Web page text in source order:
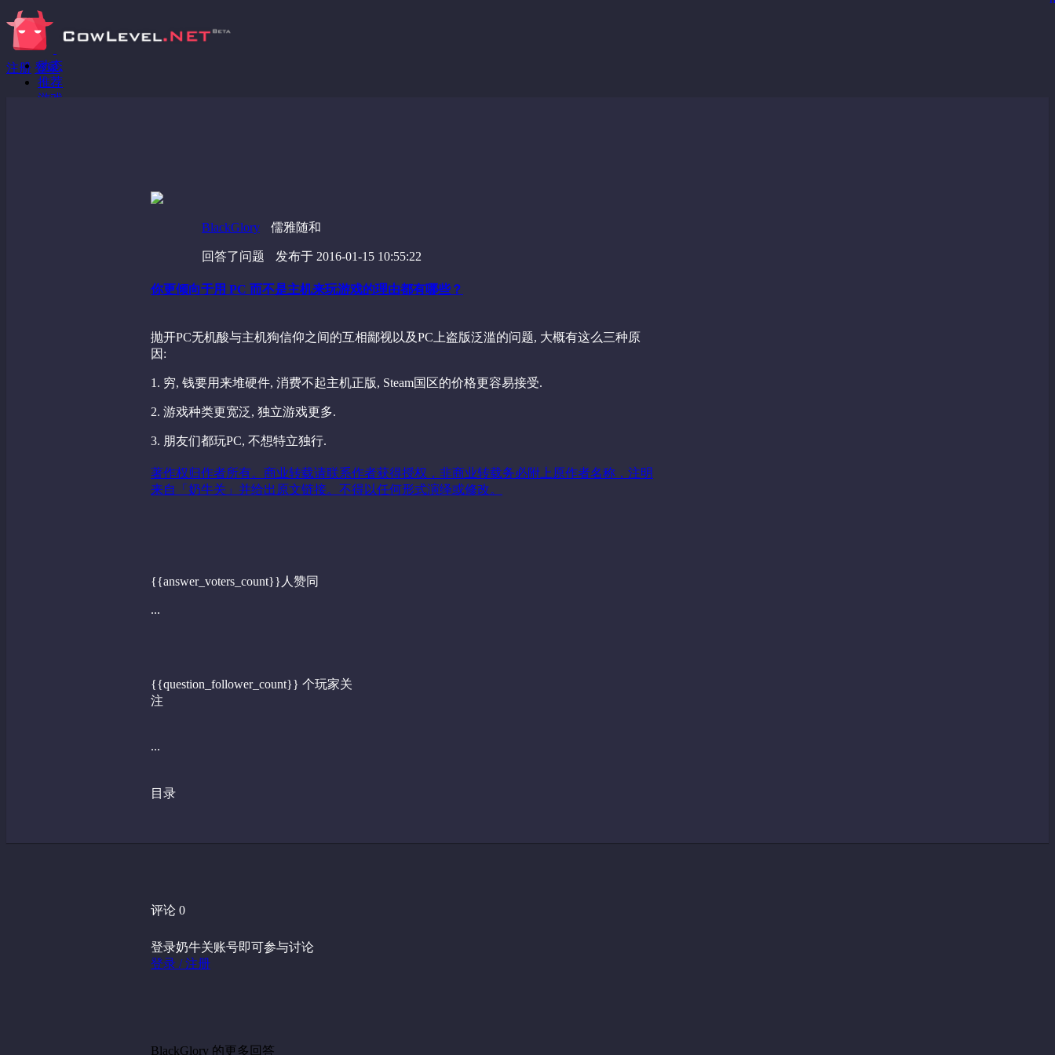
注册 登录
动态
推荐
游戏
BlackGlory 儒雅随和
回答了问题 发布于 2016-01-15 10:55:22
你更倾向于用 PC 而不是主机来玩游戏的理由都有哪些？
抛开PC无机酸与主机狗信仰之间的互相鄙视以及PC上盗版泛滥的问题, 大概有这么三种原
因:
1. 穷, 钱要用来堆硬件, 消费不起主机正版, Steam国区的价格更容易接受.
2. 游戏种类更宽泛, 独立游戏更多.
3. 朋友们都玩PC, 不想特立独行.
著作权归作者所有。商业转载请联系作者获得授权，非商业转载务必附上原作者名称，注明
来自「奶牛关」并给出原文链接。不得以任何形式演绎或修改。
{{answer_voters_count}}人赞同
...
{{question_follower_count}} 个玩家关
注
...
目录
评论 0
登录奶牛关账号即可参与讨论
登录 / 注册
BlackGlory 的更多回答